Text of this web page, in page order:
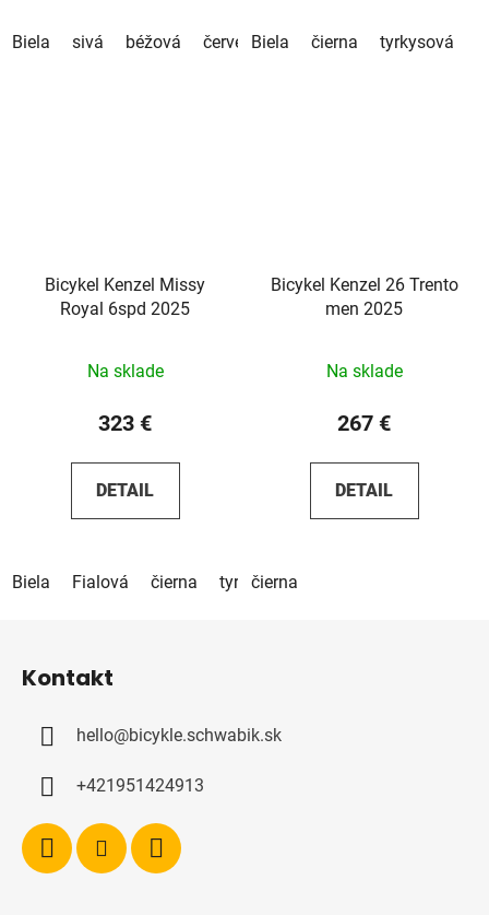
Biela sivá béžová červená hnedá
Biela čierna tyrkysová
Bicykel Kenzel Missy
Royal 6spd 2025
Na sklade
323 €
DETAIL
Biela Fialová čierna tyrkysová
Bicykel Kenzel 26 Trento
men 2025
Na sklade
267 €
DETAIL
čierna
Kontakt
hello@bicykle.schwabik.sk
+421951424913